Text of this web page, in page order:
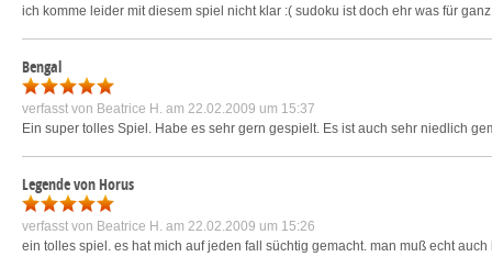
ich komme leider mit diesem spiel nicht klar :( sudoku ist doch ehr was für
Bengal
verfasst von Beatrice H. am 22.02.2009 um 15:37
Ein super tolles Spiel. Habe es sehr gern gespielt. Es ist auch sehr niedlich
Legende von Horus
verfasst von Beatrice H. am 22.02.2009 um 15:26
ein tolles spiel. es hat mich auf jeden fall süchtig gemacht. man muß echt